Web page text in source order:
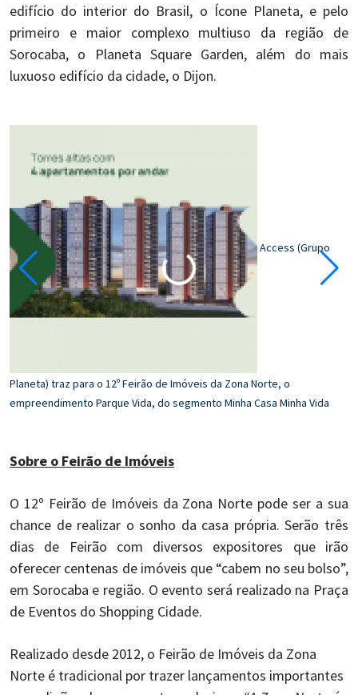
edifício do interior do Brasil, o Ícone Planeta, e pelo
primeiro e maior complexo multiuso da região de
Sorocaba, o Planeta Square Garden, além do mais
luxuoso edifício da cidade, o Dijon.
Access (Grupo
Planeta) traz para o 12º Feirão de Imóveis da Zona Norte, o
empreendimento Parque Vida, do segmento Minha Casa Minha Vida
Sobre o Feirão de Imóveis
O 12º Feirão de Imóveis da Zona Norte pode ser a sua
chance de realizar o sonho da casa própria. Serão três
dias de Feirão com diversos expositores que irão
oferecer centenas de imóveis que “cabem no seu bolso”,
em Sorocaba e região. O evento será realizado na Praça
de Eventos do Shopping Cidade.
Realizado desde 2012, o Feirão de Imóveis da Zona
Norte é tradicional por trazer lançamentos importantes